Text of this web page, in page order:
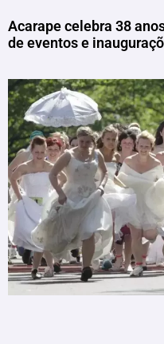
Acarape celebra 38
de eventos e